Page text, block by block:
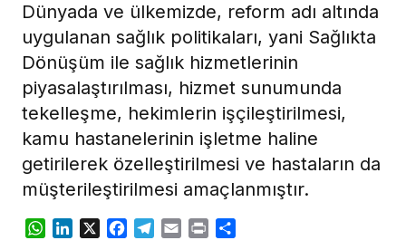
Dünyada ve ülkemizde, reform adı altında
uygulanan sağlık politikaları, yani Sağlıkta
Dönüşüm ile sağlık hizmetlerinin
piyasalaştırılması, hizmet sunumunda
tekelleşme, hekimlerin işçileştirilmesi,
kamu hastanelerinin işletme haline
getirilerek özelleştirilmesi ve hastaların da
müşterileştirilmesi amaçlanmıştır.
WhatsApp
LinkedIn
X Facebook
Telegram
Email Print